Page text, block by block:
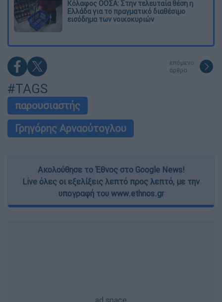
Κόλαφος ΟΟΣΑ: Στην τελευταία θέση η
Ελλάδα για το πραγματικό διαθέσιμο
εισόδημα των νοικοκυριών
επόμενο
άρθρο
#TAGS
παρουσιαστής
Γρηγόρης Αρναούτογλου
Ακολούθησε το Έθνος στο Google News!
Live όλες οι εξελίξεις λεπτό προς λεπτό, με την
υπογραφή του www.ethnos.gr